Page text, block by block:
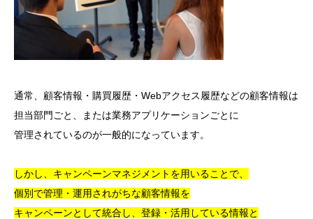
通常、顧客情報・購買履歴・Webアクセス履歴などの顧客情報は
担当部門ごと、または業務アプリケーションごとに
管理されているのが一般的になっています。
しかし、キャンペーンマネジメントを用いることで、
個別で管理・運用されがちな顧客情報を
キャンペーンとして統合し、登録・活用している情報と